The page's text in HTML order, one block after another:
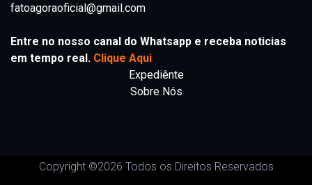
fatoagoraoficial@gmail.com
Entre no nosso canal do Whatsapp e receba noticias
em tempo real. Clique Aqui
Expediênte
Sobre Nós
Copyright ©2026 Todos os Direitos Reservados